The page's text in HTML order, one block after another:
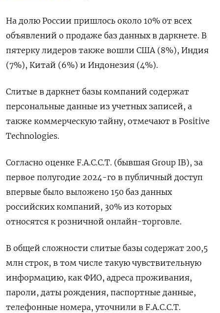
На долю России пришлось около 10% от всех
объявлений о продаже баз данных в даркнете. В
пятерку лидеров также вошли США (8%), Индия
(7%), Китай (6%) и Индонезия (4%).
Слитые в даркнет базы компаний содержат
персональные данные из учетных записей, а
также коммерческую тайну, отмечают в Positive
Technologies.
Согласно оценке F.A.C.C.T. (бывшая Group IB), за
первое полугодие 2024-го в публичный доступ
впервые было выложено 150 баз данных
российских компаний, 30% из которых
относятся к розничной онлайн-торговле.
В общей сложности слитые базы содержат 200,5
млн строк, в том числе такую чувствительную
информацию, как ФИО, адреса проживания,
пароли, даты рождения, паспортные данные,
телефонные номера, уточнили в F.A.C.C.T.